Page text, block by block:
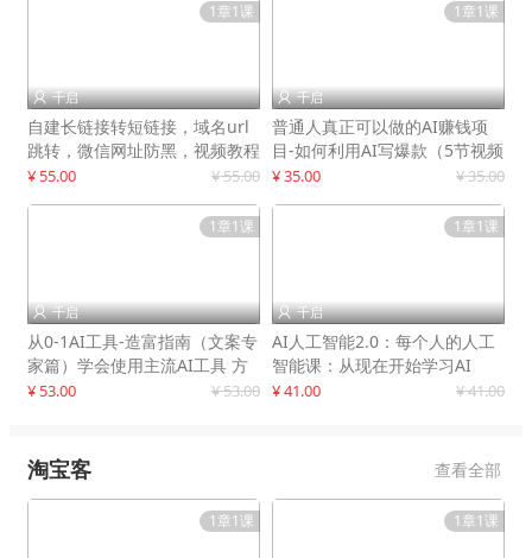
1章1课
 千启
自建长链接转短链接，域名url
跳转，微信网址防黑，视频教程
手把手教你
¥ 55.00 ¥ 55.00
1章1课
 千启
普通人真正可以做的AI赚钱项
目-如何利用AI写爆款（5节视频
课）
¥ 35.00 ¥ 35.00
1章1课
 千启
从0-1AI工具-造富指南（文案专
家篇）学会使用主流AI工具 方
法和心法的融合
¥ 53.00 ¥ 53.00
1章1课
 千启
AI人工智能2.0：每个人的人工
智能课：从现在开始学习AI
¥ 41.00 ¥ 41.00
淘宝客 查看全部
1章1课 1章1课